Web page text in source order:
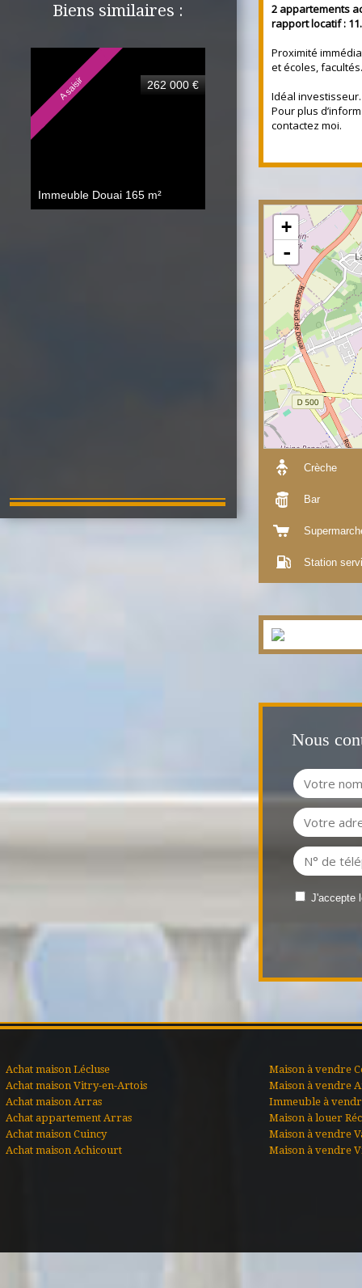
Biens similaires :
A saisir 262 000 €
Immeuble Douai 165 m²
2 appartements
rapport locatif :
Proximité
et écoles, facultés.
Idéal investisseur.
Pour plus
contactez moi.
+
-
Crèche
Bar
Station
Nous
J'accepte
Achat maison Lécluse
Achat maison Vitry-en-Artois
Achat maison Arras
Achat appartement Arras
Achat maison Cuincy
Achat maison Achicourt
Maison à vendre
Maison à vendre
Immeuble à
Maison à louer
Maison à vendre
Maison à vendre